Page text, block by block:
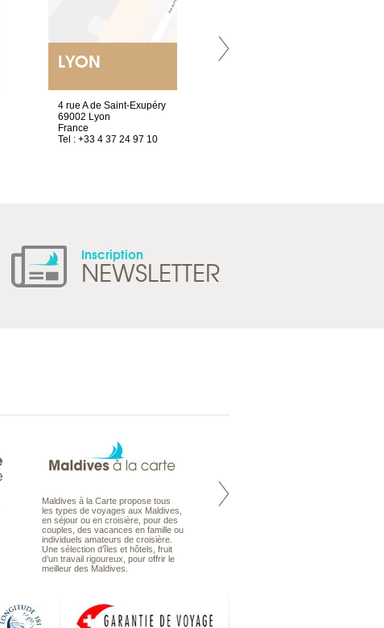
LYON
4 rue A de Saint-Exupéry
69002 Lyon
France
Tel : +33 4 37 24 97 10
Inscription
NEWSLETTER
Maldives à la Carte propose tous
les types de voyages aux Maldives,
en séjour ou en croisière, pour des
couples, des vacances en famille ou
individuels amateurs de croisière.
Une sélection d’îles et hôtels, fruit
d’un travail rigoureux, pour offrir le
meilleur des Maldives.
Notre site Odyssee est un portail